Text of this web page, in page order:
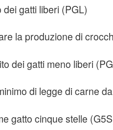
gatti liberi (PGL)
la produzione di
dei gatti meno liberi
di legge di carne
gatto cinque stelle